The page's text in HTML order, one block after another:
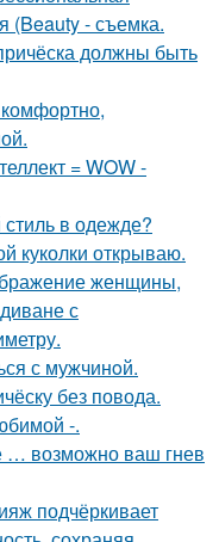
(Beauty - съемка.
должны быть
= WOW -
в одежде?
куколки открываю.
женщины,
с
с мужчинoй.
без повода.
-.
… возможно ваш гнев
подчёркивает